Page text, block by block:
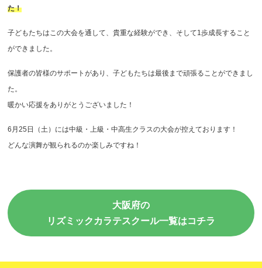
た！
子どもたちはこの大会を通して、貴重な経験ができ、そして1歩成長すること
ができました。
保護者の皆様のサポートがあり、子どもたちは最後まで頑張ることができまし
た。
暖かい応援をありがとうございました！
6月25日（土）には中級・上級・中高生クラスの大会が控えております！
どんな演舞が観られるのか楽しみですね！
大阪府の
リズミックカラテスクール一覧はコチラ